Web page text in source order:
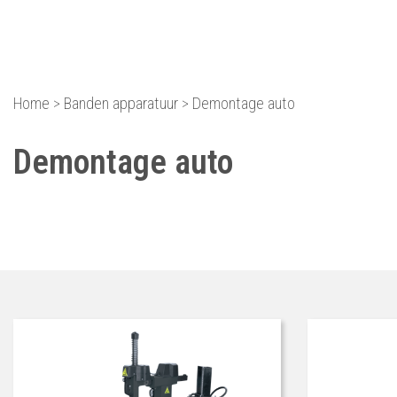
Home > Banden apparatuur > Demontage auto
Demontage auto